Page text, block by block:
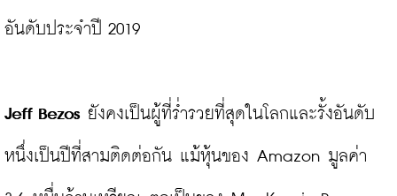
อันดับประจำปี 2019
Jeff Bezos ยังคงเป็นผู้ที่ร่ำรวยที่สุดในโลกและรั้งอันดับ
หนึ่งเป็นปีที่สามติดต่อกัน แม้หุ้นของ Amazon มูลค่า